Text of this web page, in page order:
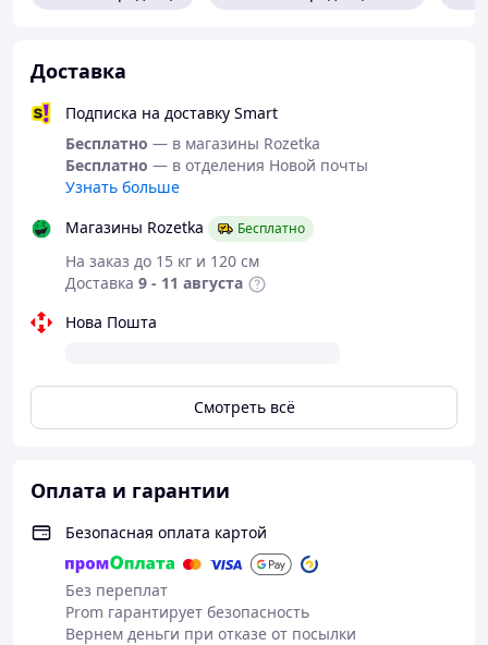
Доставка
Подписка на доставку Smart
Бесплатно — в магазины Rozetka
Бесплатно — в отделения Новой почты
Узнать больше
Магазины Rozetka
Бесплатно
На заказ до 15 кг и 120 см
Доставка 9 - 11 августа
Нова Пошта
Смотреть всё
Оплата и гарантии
Безопасная оплата картой
Без переплат
Prom гарантирует безопасность
Вернем деньги при отказе от посылки